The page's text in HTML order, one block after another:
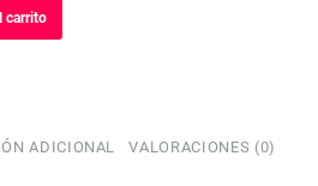
carrito
ADICIONAL VALORACIONES (0)